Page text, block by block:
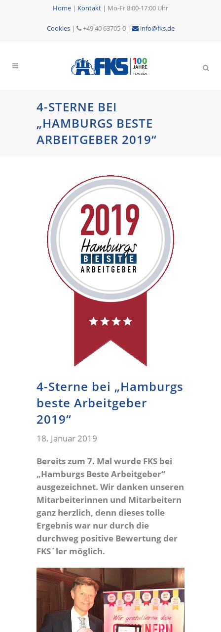
Home | Kontakt | Mo-Fr 8:00-17:00 Uhr
Cookies| +49 40 63705-0 | info@fks.de
4-STERNE BEI
„HAMBURGS BESTE
ARBEITGEBER 2019“
4-Sterne bei „Hamburgs
beste Arbeitgeber
2019“
18. Januar 2019
Bereits zum 7. Mal wurde FKS bei
„Hamburgs Beste Arbeitgeber“
ausgezeichnet. Wir danken unseren
Mitarbeiterinnen und Mitarbeitern
ganz herzlich, denn dieses tolle
Ergebnis war nur durch die
durchweg positive Bewertung der
FKS´ler möglich.